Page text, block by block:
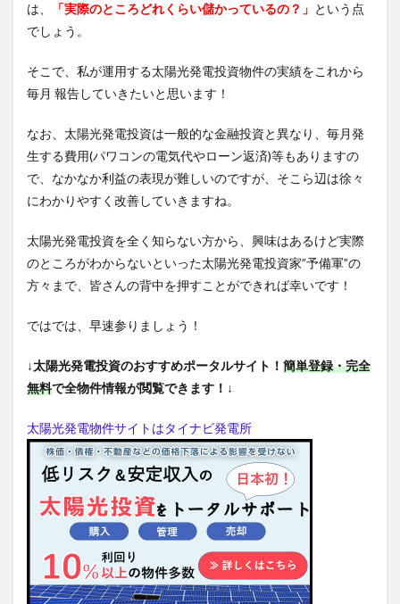
は、
「実際のところどれくらい儲かっているの？」 という点
でしょう。
そこで、私が運用する太陽光発電投資物件の実績をこれから
毎月 報告していきたいと思います！
なお、太陽光発電投資は一般的な金融投資と異なり、毎月発
生する費用(パワコンの電気代やローン返済)等もありますの
で、なかなか利益の表現が難しいのですが、そこら辺は徐々
にわかりやすく改善していきますね。
太陽光発電投資を全く知らない方から、興味はあるけど実際
のところがわからないといった太陽光発電投資家”予備軍”の
方々まで、皆さんの背中を押すことができれば幸いです！
ではでは、早速参りましょう！
↓太陽光発電投資のおすすめポータルサイト！ 簡単登録・完全
無料で全物件情報が閲覧できます！↓
太陽光発電物件サイトはタイナビ発電所